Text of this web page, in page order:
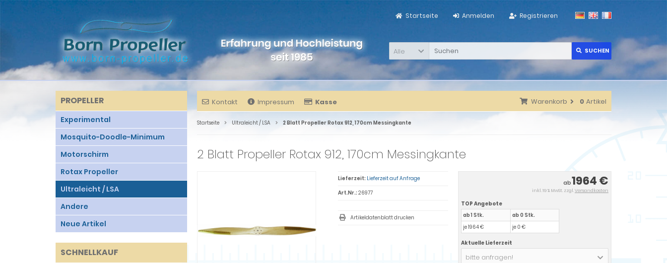
Registrieren
Anmelden
Startseite
Alle SUCHEN
Kontakt Impressum Kasse Warenkorb 0 Artikel
Startseite Ultraleicht / LSA 2 Blatt Propeller Rotax 912, 170cm Messingkante
2 Blatt Propeller Rotax 912, 170cm Messingkante
ab1964 €
inkl. 19 % MwSt. zzgl.Versandkosten
TOP Angebote
ab 1 Stk.
je 1964 €
ab 0 Stk.
je 0 €
Aktuelle Lieferzeit
bitte anfragen!
Lieferzeit: Lieferzeit auf Anfrage
Art.Nr.: 26977
Artikeldatenblatt drucken
PROPELLER
Experimental
Mosquito-Doodle-Minimum
Motorschirm
Rotax Propeller
Ultraleicht / LSA
Andere
Neue Artikel
SCHNELLKAUF